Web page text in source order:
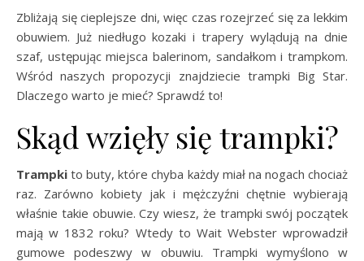
Zbliżają się cieplejsze dni, więc czas rozejrzeć się za lekkim
obuwiem. Już niedługo kozaki i trapery wylądują na dnie
szaf, ustępując miejsca balerinom, sandałkom i trampkom.
Wśród naszych propozycji znajdziecie trampki Big Star.
Dlaczego warto je mieć? Sprawdź to!
Skąd wzięły się trampki?
Trampki to buty, które chyba każdy miał na nogach chociaż
raz. Zarówno kobiety jak i mężczyźni chętnie wybierają
właśnie takie obuwie. Czy wiesz, że trampki swój początek
mają w 1832 roku? Wtedy to Wait Webster wprowadził
gumowe podeszwy w obuwiu. Trampki wymyślono w